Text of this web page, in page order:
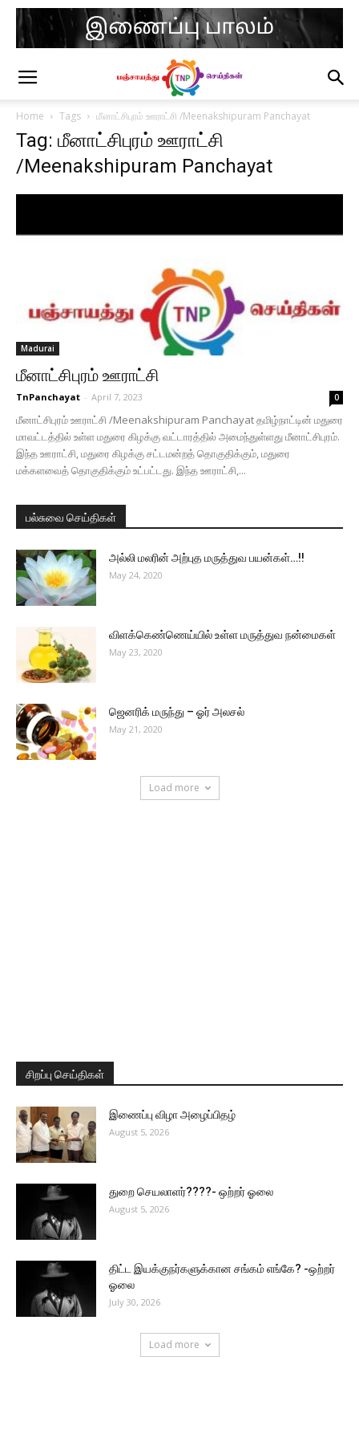
Home Tags மீனாட்சிபுரம் ஊராட்சி /Meenakshipuram Panchayat
Tag: மீனாட்சிபுரம் ஊராட்சி
/Meenakshipuram Panchayat
Madurai
மீனாட்சிபுரம் ஊராட்சி
TnPanchayat - April 7, 2023 0
மீனாட்சிபுரம் ஊராட்சி /Meenakshipuram Panchayat தமிழ்நாட்டின் மதுரை
மாவட்டத்தில் உள்ள மதுரை கிழக்கு வட்டாரத்தில் அமைந்துள்ளது மீனாட்சிபுரம்.
இந்த ஊராட்சி, மதுரை கிழக்கு சட்டமன்றத் தொகுதிக்கும், மதுரை
மக்களவைத் தொகுதிக்கும் உட்பட்டது. இந்த ஊராட்சி,...
பல்சுவை செய்திகள்
அல்லி மலரின் அற்புத மருத்துவ பயன்கள்…!!
May 24, 2020
விளக்கெண்ணெய்யில் உள்ள மருத்துவ நன்மைகள்
May 23, 2020
ஜெனரிக் மருந்து – ஓர் அலசல்
May 21, 2020
Load more
சிறப்பு செய்திகள்
இணைப்பு விழா அழைப்பிதழ்
August 5, 2026
துறை செயலாளர்????- ஒற்றர் ஓலை
August 5, 2026
திட்ட இயக்குநர்களுக்கான சங்கம் எங்கே? -ஒற்றர்
ஓலை
July 30, 2026
Load more